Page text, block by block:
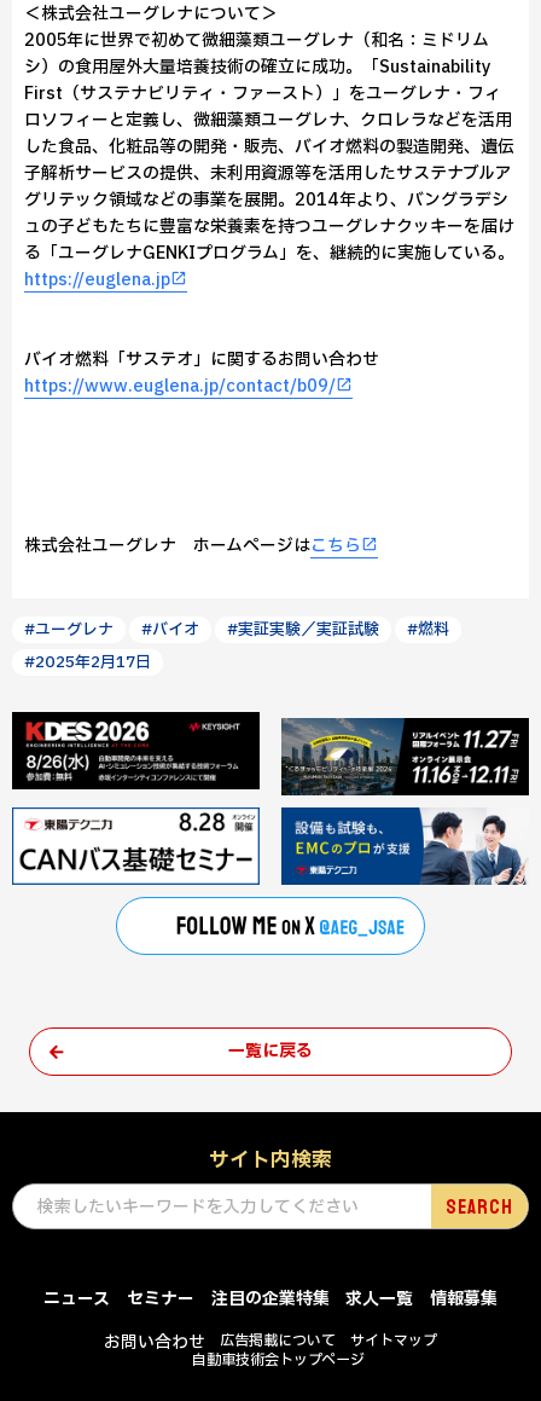
＜株式会社ユーグレナについて＞
2005年に世界で初めて微細藻類ユーグレナ（和名：ミドリム
シ）の食用屋外大量培養技術の確立に成功。「Sustainability
First（サステナビリティ・ファースト）」をユーグレナ・フィ
ロソフィーと定義し、微細藻類ユーグレナ、クロレラなどを活用
した食品、化粧品等の開発・販売、バイオ燃料の製造開発、遺伝
子解析サービスの提供、未利用資源等を活用したサステナブルア
グリテック領域などの事業を展開。2014年より、バングラデシ
ュの子どもたちに豊富な栄養素を持つユーグレナクッキーを届け
る「ユーグレナGENKIプログラム」を、継続的に実施している。
https://euglena.jp
バイオ燃料「サステオ」に関するお問い合わせ
https://www.euglena.jp/contact/b09/
株式会社ユーグレナ ホームページはこちら
#ユーグレナ #バイオ #実証実験／実証試験
#燃料
#2025年2月17日
一覧に戻る
サイト内検索
ニュース セミナー 注目の企業特集 求人一覧
情報募集
お問い合わせ
広告掲載について
サイトマップ
自動車技術会トップページ